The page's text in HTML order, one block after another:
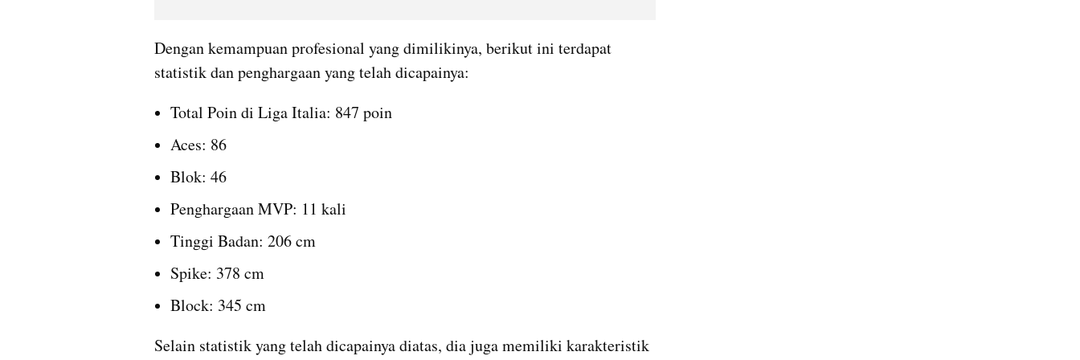
Dengan kemampuan profesional yang dimilikinya, berikut ini terdapat
statistik dan penghargaan yang telah dicapainya:
Total Poin di Liga Italia: 847 poin
Aces: 86
Blok: 46
Penghargaan MVP: 11 kali
Tinggi Badan: 206 cm
Spike: 378 cm
Block: 345 cm
Selain statistik yang telah dicapainya diatas, dia juga memiliki karakteristik